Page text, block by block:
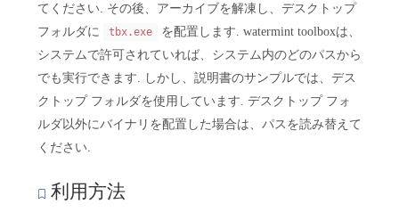
てください. その後、アーカイブを解凍し、デスクトップ
フォルダに
tbx.exe
を配置します. watermint toolboxは、
システムで許可されていれば、システム内のどのパスから
でも実行できます. しかし、説明書のサンプルでは、デス
クトップ フォルダを使用しています. デスクトップ フォ
ルダ以外にバイナリを配置した場合は、パスを読み替えて
ください.
利用方法